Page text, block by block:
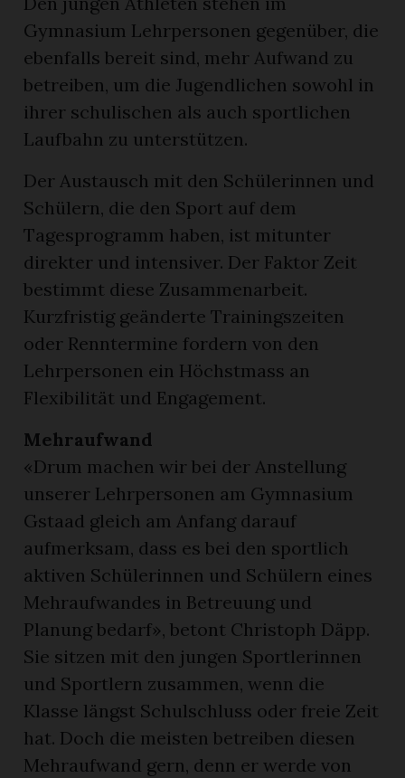
Gymnasium Lehrpersonen gegenüber, die
ebenfalls bereit sind, mehr Aufwand zu
betreiben, um die Jugendlichen sowohl in
ihrer schulischen als auch sportlichen
Laufbahn zu unterstützen.
Der Austausch mit den Schülerinnen und
Schülern, die den Sport auf dem
Tagesprogramm haben, ist mitunter
direkter und intensiver. Der Faktor Zeit
bestimmt diese Zusammenarbeit.
Kurzfristig geänderte Trainingszeiten
oder Renntermine fordern von den
Lehrpersonen ein Höchstmass an
Flexibilität und Engagement.
Mehraufwand
«Drum machen wir bei der Anstellung
unserer Lehrpersonen am Gymnasium
Gstaad gleich am Anfang darauf
aufmerksam, dass es bei den sportlich
aktiven Schülerinnen und Schülern eines
Mehraufwandes in Betreuung und
Planung bedarf», betont Christoph Däpp.
Sie sitzen mit den jungen Sportlerinnen
und Sportlern zusammen, wenn die
Klasse längst Schulschluss oder freie Zeit
hat. Doch die meisten betreiben diesen
Mehraufwand gern, denn er werde von